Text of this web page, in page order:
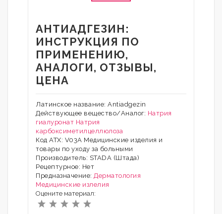
АНТИАДГЕЗИН:
ИНСТРУКЦИЯ ПО
ПРИМЕНЕНИЮ,
АНАЛОГИ, ОТЗЫВЫ,
ЦЕНА
Латинское название: Antiadgezin
Действующее вещество/Аналог: Натрия
гиалуронат Натрия
карбоксиметилцеллюлоза
Код АТХ: V03A Медицинские изделия и
товары по уходу за больными
Производитель: STADA (Штада)
Рецептурное: Нет
Предназначение: Дерматология
Медицинские излелия
Оцените материал: